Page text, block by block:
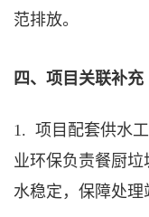
范排放。
四、项目关联补充
1. 项目配套供水
业环保负责餐厨垃
水稳定，保障处理